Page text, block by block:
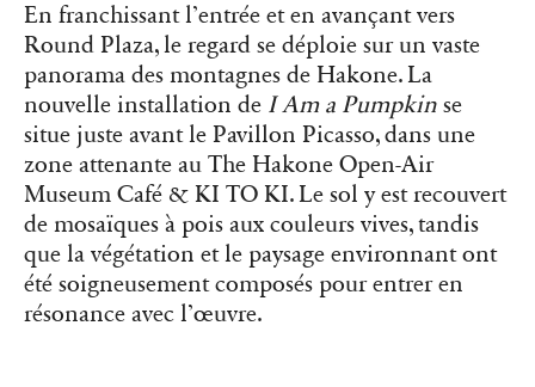
En franchissant l’entrée et en avançant vers
Round Plaza, le regard se déploie sur un vaste
panorama des montagnes de Hakone. La
nouvelle installation de I Am a Pumpkin se
situe juste avant le Pavillon Picasso, dans une
zone attenante au The Hakone Open-Air
Museum Café & KI TO KI. Le sol y est recouvert
de mosaïques à pois aux couleurs vives, tandis
que la végétation et le paysage environnant ont
été soigneusement composés pour entrer en
résonance avec l’œuvre.